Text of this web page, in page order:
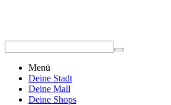
Menü
Deine Stadt
Deine Mall
Deine Shops